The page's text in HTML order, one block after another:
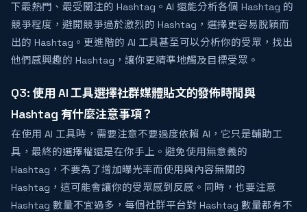
下最熱門、最受關注的 Hashtag。AI 還能分析各個 Hashtag 的
競爭程度，避開競爭過於激烈的 Hashtag，選擇更容易脫穎而
出的 Hashtag。更進階的 AI 工具甚至可以分析你的受眾，找出
他們感興趣的 Hashtag，讓你更精準地觸及目標受眾。
Q3: 使用 AI 工具選擇社群媒體貼文的發佈時間與
Hashtag 有什麼注意事項？
在使用 AI 工具時，需要注意不要過度依賴 AI，它只是輔助工
具，最終的選擇權還是在你手上。避免使用無意義的
Hashtag，不要為了增加曝光率而使用與內容無關的
Hashtag，這可能會讓你的受眾感到反感。同時，也要注意
Hashtag 數量不宜過多，每個社群平台對 Hashtag 數量都有不